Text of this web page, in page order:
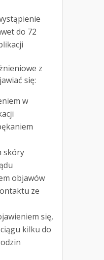
do 72
z
się:
w
skóry
objawów
ze
się,
kilku do